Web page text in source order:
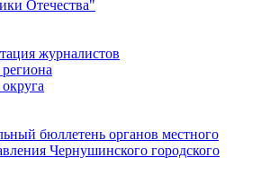
Отечества"
журналистов
бюллетень органов местного
Чернушинского городского